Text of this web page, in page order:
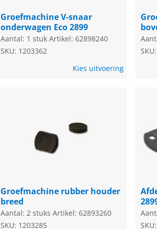
Groefmachine V-snaar
onderwagen Eco 2899
Aantal: 1 stuk Artikel: 62898240
SKU: 1203362
Kies uitvoering
Groefmachine rubber houder
breed
Aantal: 2 stuks Artikel: 62893260
SKU: 1203285